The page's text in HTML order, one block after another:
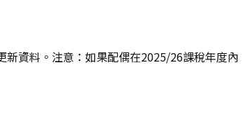
資料。注意：如果配偶在2025/26課稅年度內